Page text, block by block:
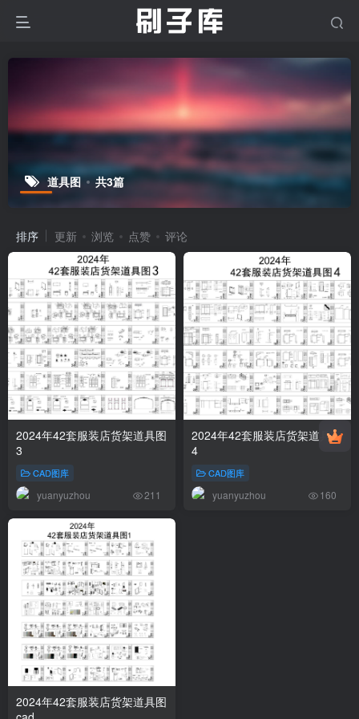
道具图 共3篇
排序 更新 浏览 点赞 评论
2024年42套服装店货架道具图
3
CAD图库
yuanyuzhou 211
2024年42套服装店货架道具图
4
CAD图库
yuanyuzhou 160
2024年42套服装店货架道具图